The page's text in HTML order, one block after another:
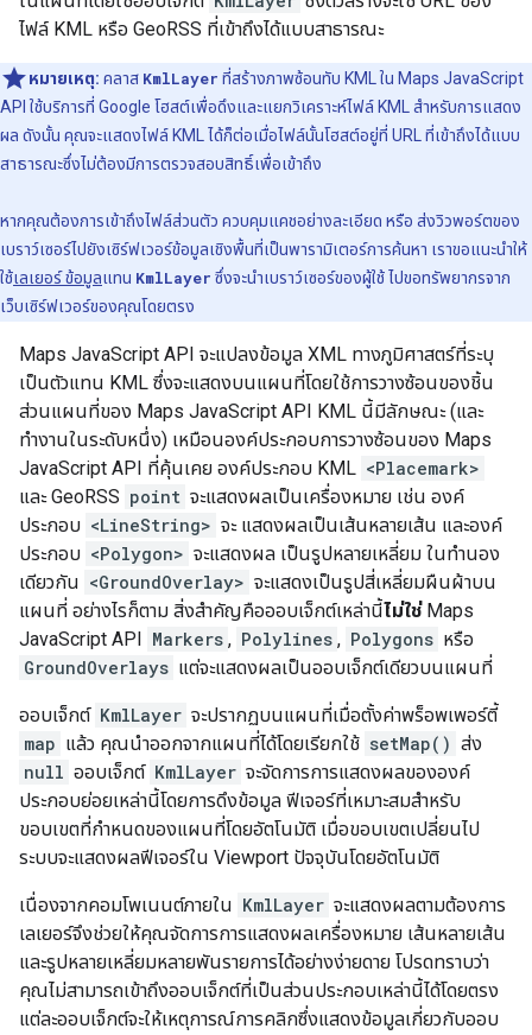
ไฟล์ KML หรือ GeoRSS ที่เข้าถึงได้แบบสาธารณะ
หมายเหตุ: คลาส KmlLayer ที่สร้างภาพซ้อนทับ KML ใน Maps JavaScript
API ใช้บริการที่ Google โฮสต์เพื่อดึงและแยกวิเคราะห์ไฟล์ KML สำหรับการแสดง
ผล ดังนั้น คุณจะแสดงไฟล์ KML ได้ก็ต่อเมื่อไฟล์นั้นโฮสต์อยู่ที่ URL ที่เข้าถึงได้แบบ
สาธารณะซึ่งไม่ต้องมีการตรวจสอบสิทธิ์เพื่อเข้าถึง
หากคุณต้องการเข้าถึงไฟล์ส่วนตัว ควบคุมแคชอย่างละเอียด หรือ ส่งวิวพอร์ตของ
เบราว์เซอร์ไปยังเซิร์ฟเวอร์ข้อมูลเชิงพื้นที่เป็นพารามิเตอร์การค้นหา เราขอแนะนำให้
ใช้เลเยอร์ ข้อมูลแทน KmlLayer ซึ่งจะนำเบราว์เซอร์ของผู้ใช้ ไปขอทรัพยากรจาก
เว็บเซิร์ฟเวอร์ของคุณโดยตรง
Maps JavaScript API จะแปลงข้อมูล XML ทางภูมิศาสตร์ที่ระบุ
เป็นตัวแทน KML ซึ่งจะแสดงบนแผนที่โดยใช้การวางซ้อนของชิ้น
ส่วนแผนที่ของ Maps JavaScript API KML นี้มีลักษณะ (และ
ทำงานในระดับหนึ่ง) เหมือนองค์ประกอบการวางซ้อนของ Maps
JavaScript API ที่คุ้นเคย องค์ประกอบ KML <Placemark>
และ GeoRSS point จะแสดงผลเป็นเครื่องหมาย เช่น องค์
ประกอบ <LineString> จะ แสดงผลเป็นเส้นหลายเส้น และองค์
ประกอบ <Polygon> จะแสดงผล เป็นรูปหลายเหลี่ยม ในทำนอง
เดียวกัน <GroundOverlay> จะแสดงเป็นรูปสี่เหลี่ยมผืนผ้าบน
แผนที่ อย่างไรก็ตาม สิ่งสำคัญคือออบเจ็กต์เหล่านี้ไม่ใช่Maps
JavaScript API
Markers , Polylines , Polygons หรือ
GroundOverlays แต่จะแสดงผลเป็นออบเจ็กต์เดียวบนแผนที่
ออบเจ็กต์ KmlLayer จะปรากฏบนแผนที่เมื่อตั้งค่าพร็อพเพอร์ตี้
map แล้ว คุณนำออกจากแผนที่ได้โดยเรียกใช้ setMap() ส่ง
null ออบเจ็กต์ KmlLayer จะจัดการการแสดงผลขององค์
ประกอบย่อยเหล่านี้โดยการดึงข้อมูล ฟีเจอร์ที่เหมาะสมสำหรับ
ขอบเขตที่กำหนดของแผนที่โดยอัตโนมัติ เมื่อขอบเขตเปลี่ยนไป
ระบบจะแสดงผลฟีเจอร์ใน Viewport ปัจจุบันโดยอัตโนมัติ
เนื่องจากคอมโพเนนต์ภายใน KmlLayer จะแสดงผลตามต้องการ
เลเยอร์จึงช่วยให้คุณจัดการการแสดงผลเครื่องหมาย เส้นหลายเส้น
และรูปหลายเหลี่ยมหลายพันรายการได้อย่างง่ายดาย โปรดทราบว่า
คุณไม่สามารถเข้าถึงออบเจ็กต์ที่เป็นส่วนประกอบเหล่านี้ได้โดยตรง
แต่ละออบเจ็กต์จะให้เหตุการณ์การคลิกซึ่งแสดงข้อมูลเกี่ยวกับออบ